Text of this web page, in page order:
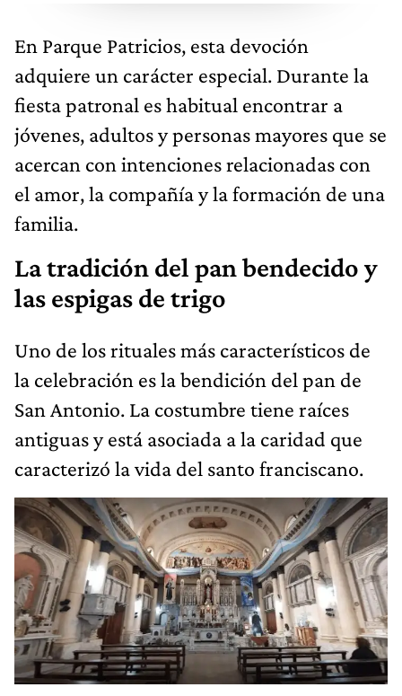
En Parque Patricios, esta devoción
adquiere un carácter especial. Durante la
fiesta patronal es habitual encontrar a
jóvenes, adultos y personas mayores que se
acercan con intenciones relacionadas con
el amor, la compañía y la formación de una
familia.
La tradición del pan bendecido y
las espigas de trigo
Uno de los rituales más característicos de
la celebración es la bendición del pan de
San Antonio. La costumbre tiene raíces
antiguas y está asociada a la caridad que
caracterizó la vida del santo franciscano.